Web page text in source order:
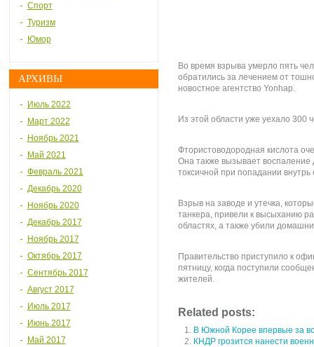
Спорт
Туризм
Юмор
АРХИВЫ
Июль 2022
Март 2022
Ноябрь 2021
Май 2021
Февраль 2021
Декабрь 2020
Ноябрь 2020
Декабрь 2017
Ноябрь 2017
Октябрь 2017
Сентябрь 2017
Август 2017
Июль 2017
Июнь 2017
Май 2017
Во время взрыва умерло пять
обратились за лечением от
новостное агентство Yonhap.
Из этой области уже уехало 300
Фтористоводородная кислота
Она также вызывает воспаление
токсичной при попадании внутрь
Взрыв на заводе и утечка,
танкера, привели к высыханию
областях, а также убили
Правительство приступило к
пятницу, когда поступили
жителей.
Related posts:
В Южной Корее впервые за
КНДР грозится нанести